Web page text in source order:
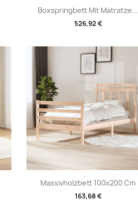
Boxspringbett Mit Matratze...
526,92 €
Vorschau
Massivholzbett 100x200 Cm
163,68 €
Vorschau